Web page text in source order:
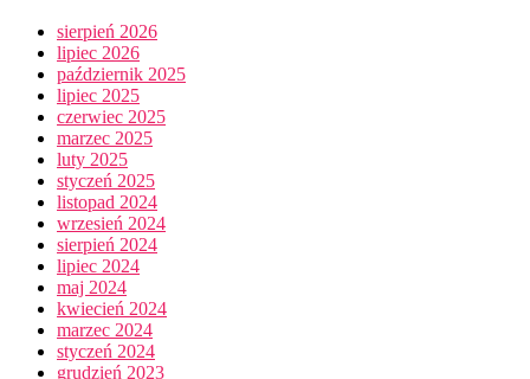
sierpień 2026
lipiec 2026
październik 2025
lipiec 2025
czerwiec 2025
marzec 2025
luty 2025
styczeń 2025
listopad 2024
wrzesień 2024
sierpień 2024
lipiec 2024
maj 2024
kwiecień 2024
marzec 2024
styczeń 2024
grudzień 2023